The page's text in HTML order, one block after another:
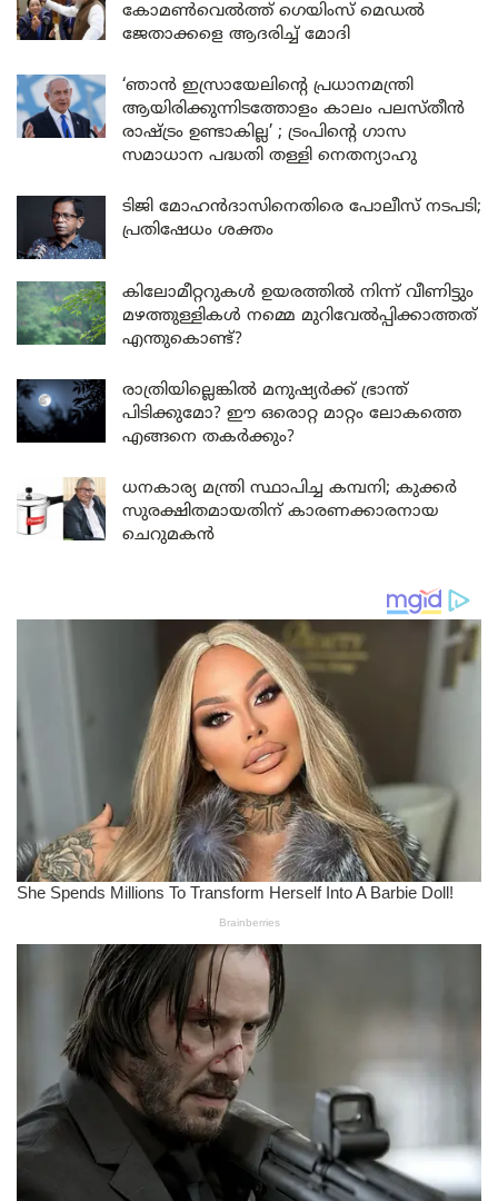
കോമൺവെൽത്ത് ഗെയിംസ് മെഡൽ
ജേതാക്കളെ ആദരിച്ച് മോദി
‘ഞാൻ ഇസ്രായേലിന്റെ പ്രധാനമന്ത്രി
ആയിരിക്കുന്നിടത്തോളം കാലം പലസ്തീൻ
രാഷ്ട്രം ഉണ്ടാകില്ല’ ; ട്രംപിന്റെ ഗാസ
സമാധാന പദ്ധതി തള്ളി നെതന്യാഹു
ടിജി മോഹൻദാസിനെതിരെ പോലീസ് നടപടി;
പ്രതിഷേധം ശക്തം
കിലോമീറ്ററുകൾ ഉയരത്തിൽ നിന്ന് വീണിട്ടും
മഴത്തുള്ളികൾ നമ്മെ മുറിവേൽപ്പിക്കാത്തത്
എന്തുകൊണ്ട്?
രാത്രിയില്ലെങ്കിൽ മനുഷ്യർക്ക് ഭ്രാന്ത്
പിടിക്കുമോ? ഈ ഒരൊറ്റ മാറ്റം ലോകത്തെ
എങ്ങനെ തകർക്കും?
ധനകാര്യ മന്ത്രി സ്ഥാപിച്ച കമ്പനി; കുക്കർ
സുരക്ഷിതമായതിന് കാരണക്കാരനായ
ചെറുമകൻ